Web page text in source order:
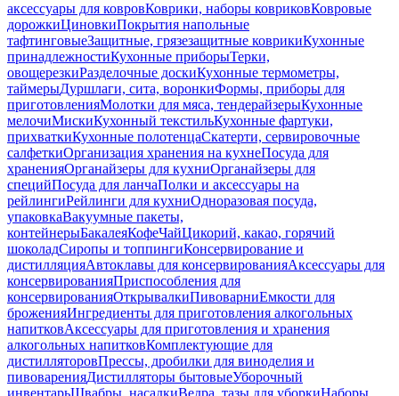
аксессуары для ковровКоврики, наборы ковриковКовровые
дорожкиЦиновкиПокрытия напольные
тафтинговыеЗащитные, грязезащитные коврикиКухонные
принадлежностиКухонные приборыТерки,
овощерезкиРазделочные доскиКухонные термометры,
таймерыДуршлаги, сита, воронкиФормы, приборы для
приготовленияМолотки для мяса, тендерайзерыКухонные
мелочиМискиКухонный текстильКухонные фартуки,
прихваткиКухонные полотенцаСкатерти, сервировочные
салфеткиОрганизация хранения на кухнеПосуда для
храненияОрганайзеры для кухниОрганайзеры для
специйПосуда для ланчаПолки и аксессуары на
рейлингиРейлинги для кухниОдноразовая посуда,
упаковкаВакуумные пакеты,
контейнерыБакалеяКофеЧайЦикорий, какао, горячий
шоколадСиропы и топпингиКонсервирование и
дистилляцияАвтоклавы для консервированияАксессуары для
консервированияПриспособления для
консервированияОткрывалкиПивоварниЕмкости для
броженияИнгредиенты для приготовления алкогольных
напитковАксессуары для приготовления и хранения
алкогольных напитковКомплектующие для
дистилляторовПрессы, дробилки для виноделия и
пивоваренияДистилляторы бытовыеУборочный
инвентарьШвабры, насадкиВедра, тазы для уборкиНаборы